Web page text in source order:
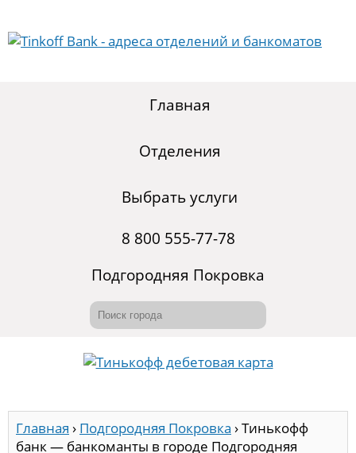
Главная
Отделения
Выбрать услуги
8 800 555-77-78
Подгородняя Покровка
Главная › Подгородняя Покровка ›Тинькофф
банк — банкоманты в городе Подгородняя